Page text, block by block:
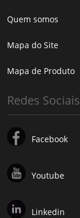
Quem somos
Mapa do Site
Mapa de Produto
Redes Sociais
Facebook
Youtube
Linkedin